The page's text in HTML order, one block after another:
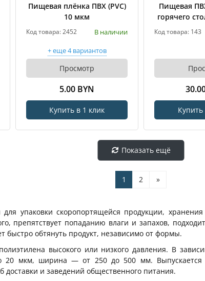
Пищевая плёнка ПВХ (PVC)
10 мкм
Код товара: 2452
В наличии
+ еще 4 вариантов
Просмотр
5.00 BYN
Купить в 1 клик
Пищевая
горячего
Код товара: 143
Купить
Показать ещё
1 2 »
для упаковки скоропортящейся продукции,
препятствует попаданию влаги и запахов,
быстро обтянуть продукт, независимо от формы.
высокого или низкого давления. В
20 мкм, ширина — от 250 до 500 мм. Выпускается
доставки и заведений общественного питания.